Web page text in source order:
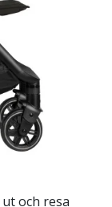
och resa